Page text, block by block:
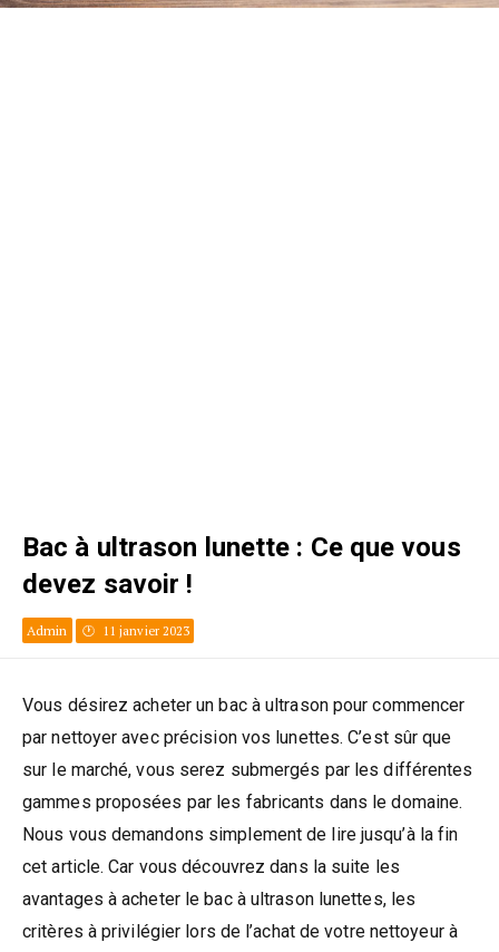
Bac à ultrason lunette : Ce que vous
devez savoir !
Admin 11 janvier 2023
Vous désirez acheter un bac à ultrason pour commencer
par nettoyer avec précision vos lunettes. C’est sûr que
sur le marché, vous serez submergés par les différentes
gammes proposées par les fabricants dans le domaine.
Nous vous demandons simplement de lire jusqu’à la fin
cet article. Car vous découvrez dans la suite les
avantages à acheter le bac à ultrason lunettes, les
critères à privilégier lors de l’achat de votre nettoyeur à